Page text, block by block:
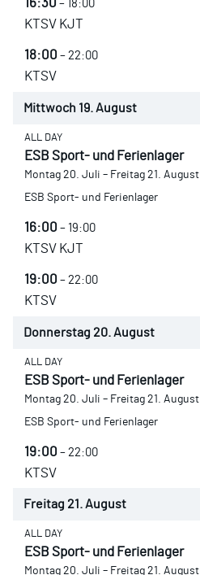
– 18:00
KTSV KJT
18:00 – 22:00
KTSV
Mittwoch 19. August
ALL DAY
ESB Sport- und Ferienlager
Montag 20. Juli – Freitag 21.
August
ESB Sport- und Ferienlager
16:00 – 19:00
KTSV KJT
19:00 – 22:00
KTSV
Donnerstag 20. August
ALL DAY
ESB Sport- und Ferienlager
Montag 20. Juli – Freitag 21.
August
ESB Sport- und Ferienlager
19:00 – 22:00
KTSV
Freitag 21. August
ALL DAY
ESB Sport- und Ferienlager
Montag 20. Juli – Freitag 21. August